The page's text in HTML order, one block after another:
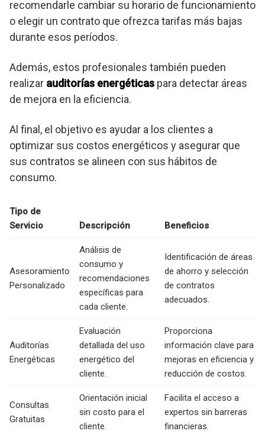
recomendarle cambiar su horario de funcionamiento
o elegir un contrato que ofrezca tarifas más bajas
durante esos períodos.
Además, estos profesionales también pueden
realizar auditorías energéticas para detectar áreas
de mejora en la eficiencia.
Al final, el objetivo es ayudar a los clientes a
optimizar sus costos energéticos y asegurar que
sus contratos se alineen con sus hábitos de
consumo.
Tipo de
Servicio
Descripción Beneficios
Asesoramiento
Personalizado
Análisis de
consumo y
recomendaciones
específicas para
cada cliente.
Identificación de áreas
de ahorro y selección
de contratos
adecuados.
Auditorías
Energéticas
Evaluación
detallada del uso
energético del
cliente.
Proporciona
información clave para
mejoras en eficiencia y
reducción de costos.
Consultas
Gratuitas
Orientación inicial
sin costo para el
cliente.
Facilita el acceso a
expertos sin barreras
financieras.